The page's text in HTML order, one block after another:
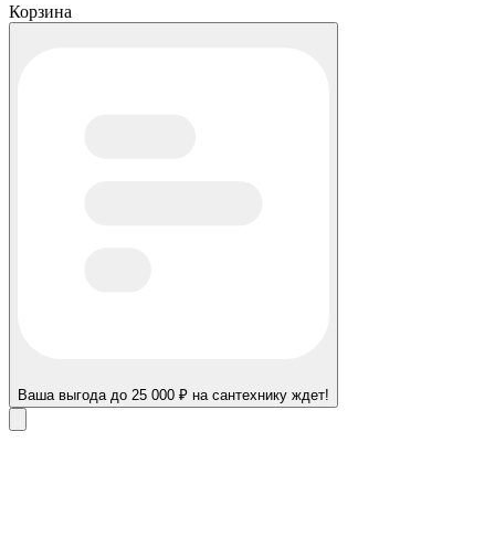
Корзина
Ваша выгода до 25 000 ₽ на сантехнику ждет!